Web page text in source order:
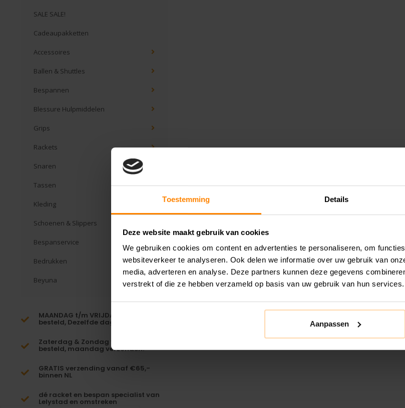
Toestemming Details
Deze website maakt gebruik van cookies
We gebruiken cookies om content en advertenties te personaliseren, om
websiteverkeer te analyseren. Ook delen we informatie over uw gebruik van
media, adverteren en analyse. Deze partners kunnen deze gegevens
verstrekt of die ze hebben verzameld op basis van uw gebruik van hun services.
Aanpassen
SALE SALE!
Cadeaupakketten
Accessoires
Ballen & Shuttles
Bespannen
Blessure Hulpmiddelen
Grips
Rackets
Snaren
Tassen
Kleding
Schoenen & Slippers
Bespanservice
Bedrukken
Beyuna
MAANDAG t/m VRIJDAG voor 16:00
besteld, Dezelfde dag verzonden!*
Zaterdag & Zondag voor 23:59
besteld, maandag verzonden!
GRATIS verzending vanaf €65,-
binnen NL
dé racket en bespan specialist van
Lelystad en omstreken